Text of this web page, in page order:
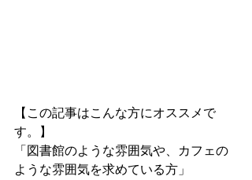
【この記事はこんな方にオススメで
す。】
「図書館のような雰囲気や、カフェの
ような雰囲気を求めている方」